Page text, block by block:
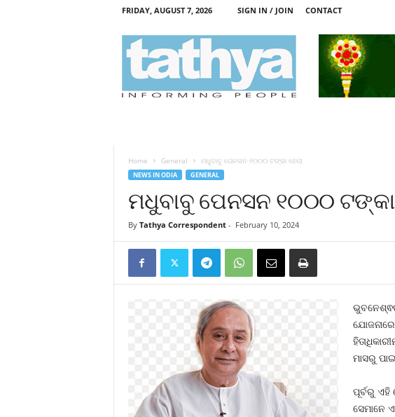
FRIDAY, AUGUST 7, 2026 SIGN IN / JOIN CONTACT
Home General ମଧୁବାବୁ ପେନସନ ୧୦୦୦ ଟଙ୍କା ହେଲା
NEWS IN ODIA GENERAL
ମଧୁବାବୁ ପେନସନ ୧୦୦୦ ଟଙ୍କା
By Tathya Correspondent- February 10, 2024
ମାସରୁ
ପୂର୍ବରୁ ଏହି
ସେମାନେ